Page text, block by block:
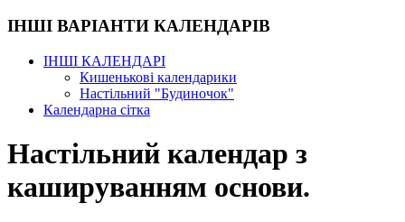
ІНШІ ВАРІАНТИ КАЛЕНДАРІВ
ІНШІ КАЛЕНДАРІ
Кишенькові календарики
Настільний "Будиночок"
Календарна сітка
Настільний календар з
кашируванням основи.